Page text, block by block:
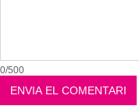
0/500